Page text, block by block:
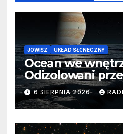
JOWISZ UKŁAD SŁONECZNY
Ocean we
Odizolowani
barierę
6 SIERPNIA 2026